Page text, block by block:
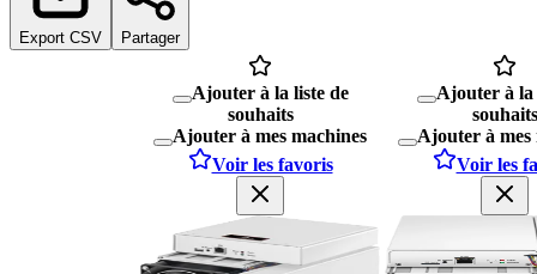
Export CSV Partager
Ajouter à la liste de
souhaits
Ajouter à mes machines
Voir les favoris
Ajouter à la
souhaits
Ajouter à mes
Voir les